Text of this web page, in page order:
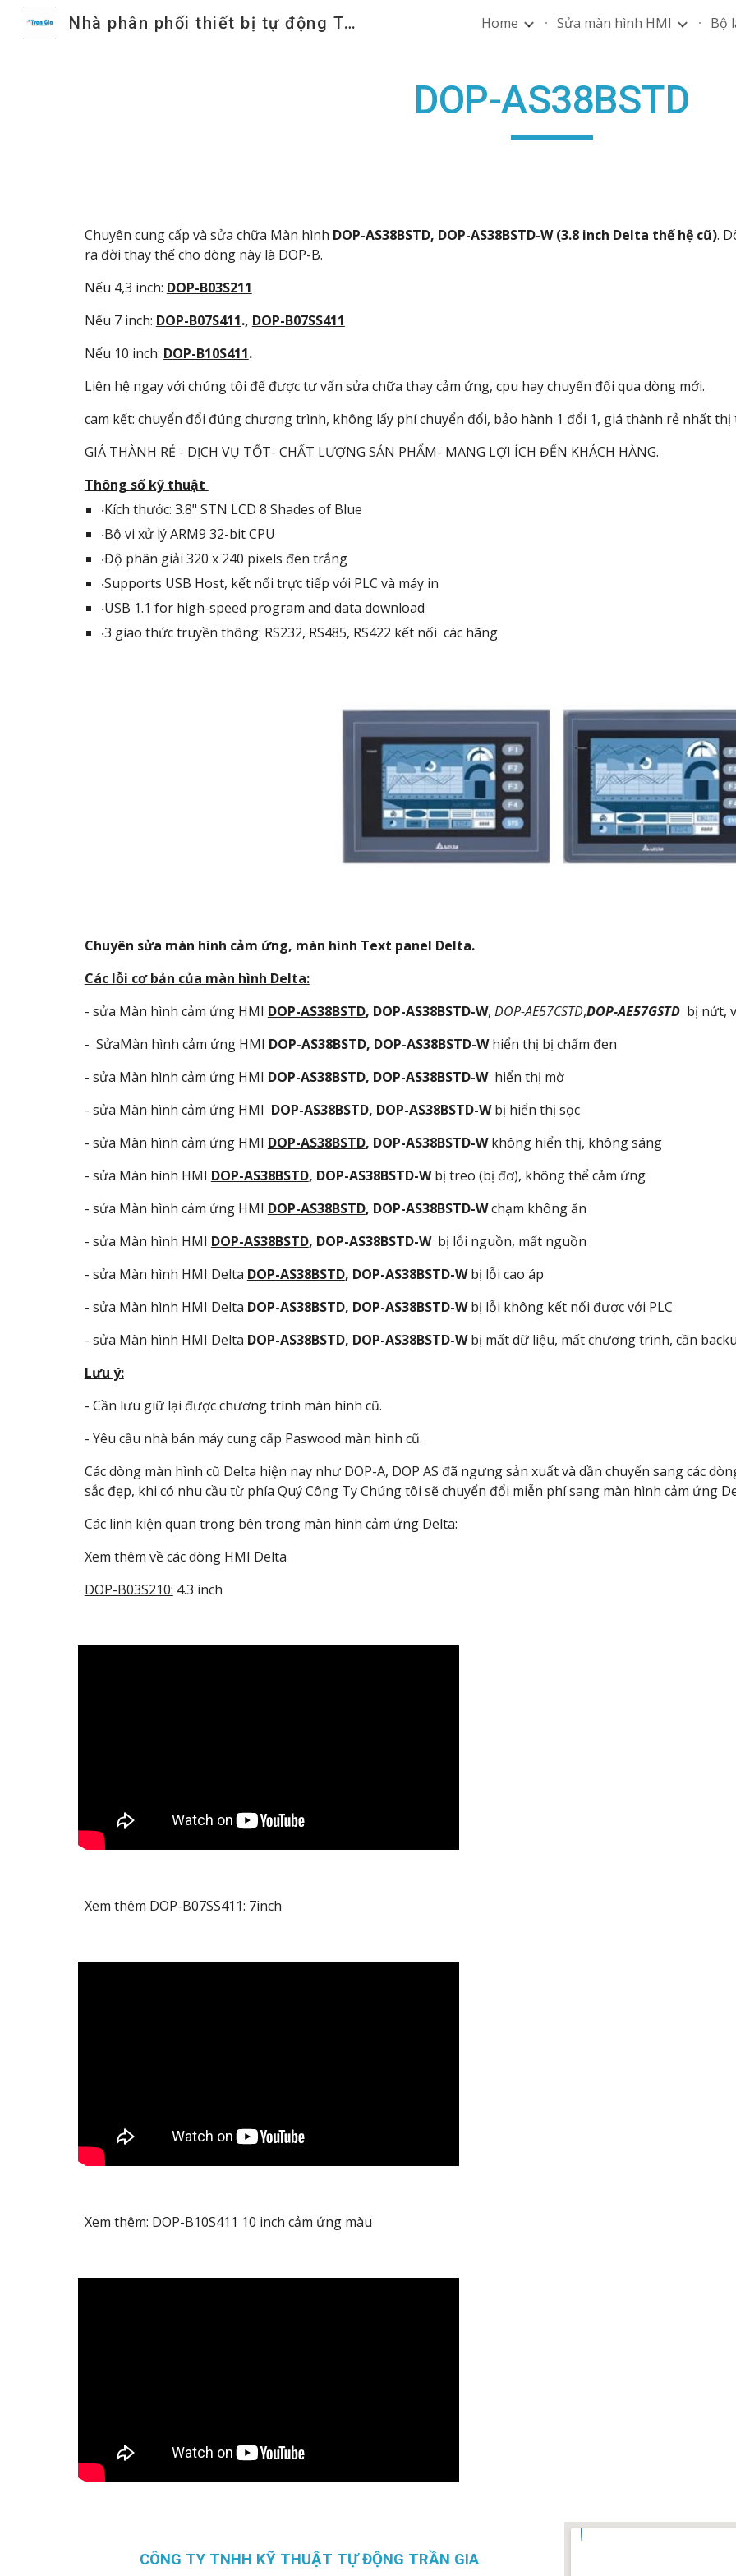
Skip to main content Skip to
Nhà phân phối thiết bị tự động Trần Gia Home Sửa màn hình HMI Bộ
DOP-AS38BSTD
Chuyên cung cấp và sửa chữa Màn hình DOP-AS38BSTD, DOP-AS38BSTD-W (3.8 inch Delta thế hệ cũ).
ra đời thay thế cho dòng này là DOP-B.
Nếu 4,3 inch: DOP-B03S211
Nếu 7 inch: DOP-B07S411., DOP-B07SS411
Nếu 10 inch: DOP-B10S411.
Liên hệ ngay với chúng tôi để được tư vấn sửa chữa thay cảm ứng, cpu hay chuyển đổi qua dòng mới.
cam kết: chuyển đổi đúng chương trình, không lấy phí chuyển đổi, bảo hành 1 đổi 1, giá thành rẻ nhất
GIÁ THÀNH RẺ - DỊCH VỤ TỐT- CHẤT LƯỢNG SẢN PHẨM- MANG LỢI ÍCH ĐẾN KHÁCH HÀNG.
Thông số kỹ thuật
‧Kích thước: 3.8" STN LCD 8 Shades of Blue
‧Bộ vi xử lý ARM9 32-bit CPU
‧Độ phân giải 320 x 240 pixels đen trắng
‧Supports USB Host, kết nối trực tiếp với PLC và máy in
‧USB 1.1 for high-speed program and data download
‧3 giao thức truyền thông: RS232, RS485, RS422 kết nối các hãng
Chuyên sửa màn hình cảm ứng, màn hình Text panel Delta.
Các lỗi cơ bản của màn hình Delta:
- sửa Màn hình cảm ứng HMI DOP-AS38BSTD, DOP-AS38BSTD-W, DOP-AE57CSTD,DOP-AE57GSTD bị nứt,
- SửaMàn hình cảm ứng HMI DOP-AS38BSTD, DOP-AS38BSTD-Whiển thị bị chấm đen
- sửa Màn hình cảm ứng HMI DOP-AS38BSTD, DOP-AS38BSTD-W hiển thị mờ
- sửa Màn hình cảm ứng HMI DOP-AS38BSTD, DOP-AS38BSTD-Wbị hiển thị sọc
- sửa Màn hình cảm ứng HMI DOP-AS38BSTD, DOP-AS38BSTD-Wkhông hiển thị, không sáng
- sửa Màn hình HMI DOP-AS38BSTD, DOP-AS38BSTD-Wbị treo (bị đơ), không thể cảm ứng
- sửa Màn hình cảm ứng HMI DOP-AS38BSTD, DOP-AS38BSTD-Wchạm không ăn
- sửa Màn hình HMI DOP-AS38BSTD, DOP-AS38BSTD-W bị lỗi nguồn, mất nguồn
- sửa Màn hình HMI Delta DOP-AS38BSTD, DOP-AS38BSTD-Wbị lỗi cao áp
- sửa Màn hình HMI Delta DOP-AS38BSTD, DOP-AS38BSTD-Wbị lỗi không kết nối được với PLC
- sửa Màn hình HMI Delta DOP-AS38BSTD, DOP-AS38BSTD-Wbị mất dữ liệu, mất chương trình, cần
Lưu ý:
- Cần lưu giữ lại được chương trình màn hình cũ.
- Yêu cầu nhà bán máy cung cấp Paswood màn hình cũ.
Các dòng màn hình cũ Delta hiện nay như DOP-A, DOP AS đã ngưng sản xuất và dần chuyển sang các
sắc đẹp, khi có nhu cầu từ phía Quý Công Ty Chúng tôi sẽ chuyển đổi miễn phí sang màn hình cảm ứng
Các linh kiện quan trọng bên trong màn hình cảm ứng Delta:
Xem thêm về các dòng HMI Delta
DOP-B03S210: 4.3 inch
Xem thêm DOP-B07SS411: 7inch
Xem thêm: DOP-B10S411 10 inch cảm ứng màu
CÔNG TY TNHH KỸ THUẬT TỰ ĐỘNG TRẦN GIA